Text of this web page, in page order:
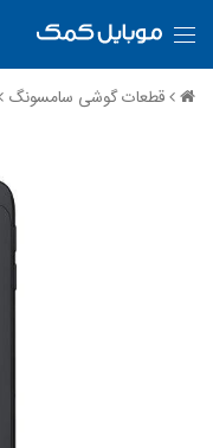
قطعات گوشی سامسونگ